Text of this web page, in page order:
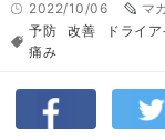
2022/10/06
マ
予防
改善 ドライア
痛み